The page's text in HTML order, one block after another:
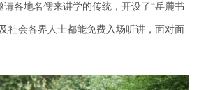
请各地名儒来讲学的传统，开设了“岳麓书
社会各界人士都能免费入场听讲，面对面